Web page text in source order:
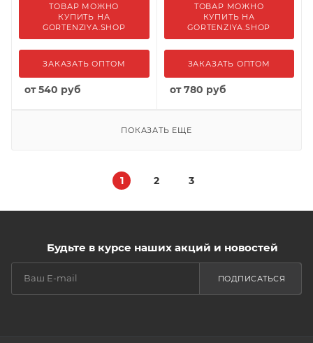
ТОВАР МОЖНО
КУПИТЬ НА
GORTENZIYA.SHOP
ЗАКАЗАТЬ ОПТОМ
от540 руб
ТОВАР МОЖНО
КУПИТЬ НА
GORTENZIYA.SHOP
ЗАКАЗАТЬ ОПТОМ
от780 руб
ПОКАЗАТЬ ЕЩЕ
1 2 3
Будьте в курсе наших акций и новостей
ПОДПИСАТЬСЯ